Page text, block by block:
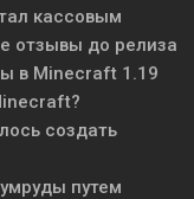
кассовым
отзывы до релиза
в Minecraft 1.19
создать
путем